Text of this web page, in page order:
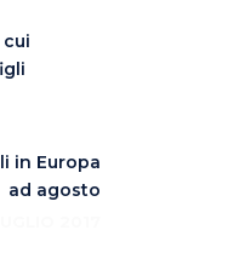
in Europa
ad agosto